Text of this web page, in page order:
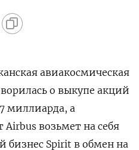
авиакосмическая
о выкупе акций
миллиарда, а
возьмет на себя
бизнес Spirit в обмен на